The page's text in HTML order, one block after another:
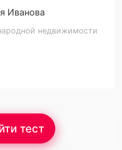
Иванова
недвижимости
тест